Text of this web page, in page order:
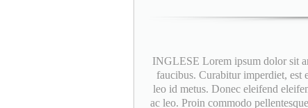
INGLESE Lorem ipsum dolor sit
faucibus. Curabitur imperdiet, est
leo id metus. Donec eleifend
ac leo. Proin commodo